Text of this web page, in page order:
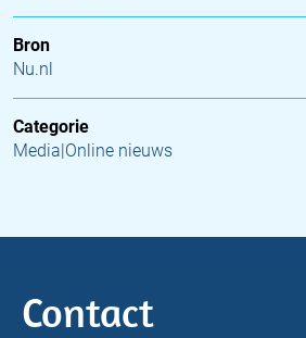
Bron
Nu.nl
Categorie
Media|Online nieuws
Contact